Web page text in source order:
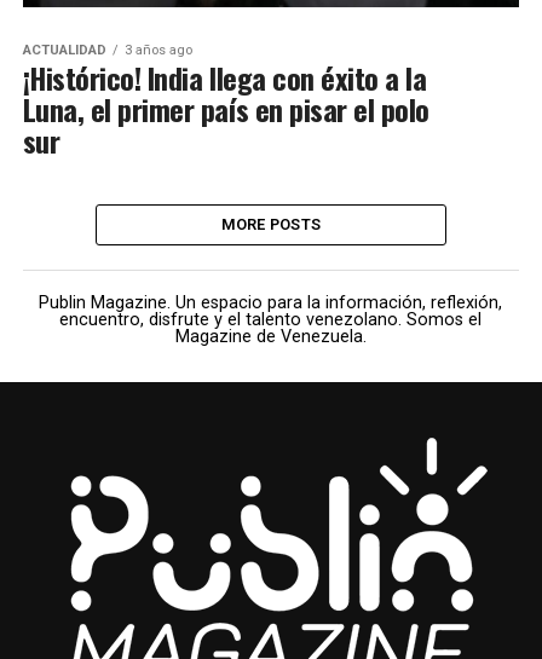
ACTUALIDAD 3 años ago
¡Histórico! India llega con éxito a la
Luna, el primer país en pisar el polo
sur
MORE POSTS
Publin Magazine. Un espacio para la información, reflexión,
encuentro, disfrute y el talento venezolano. Somos el
Magazine de Venezuela.